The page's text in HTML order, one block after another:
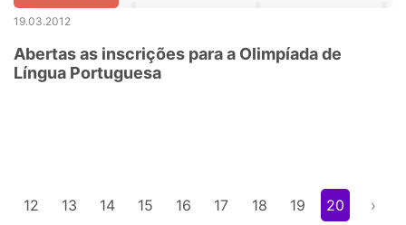
19.03.2012
Abertas as inscrições para a Olimpíada de
Língua Portuguesa
12 13 14 15 16 17 18 19 20 ›